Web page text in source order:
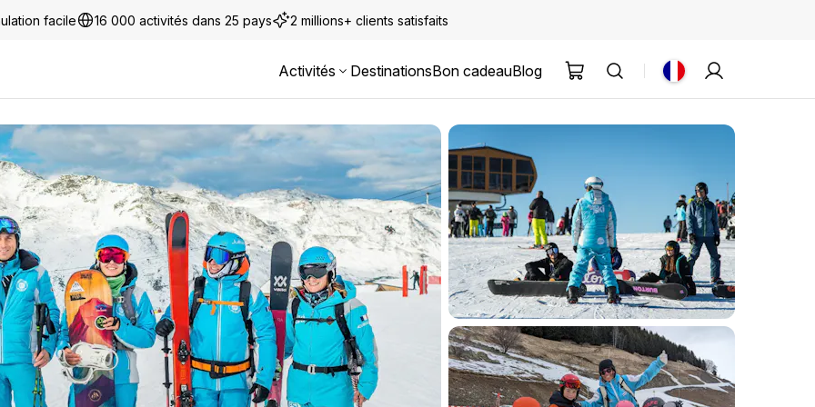
facile 16 000 activités dans 25 pays 2 millions+ clients satisfaits
Activités DestinationsBon cadeauBlog